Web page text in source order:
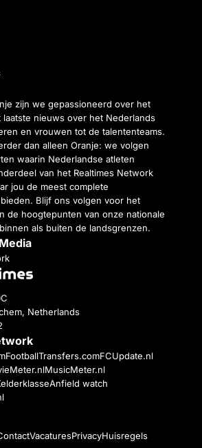
zijn we gepassioneerd over het
laatste nieuws over het Nederlands
en vrouwen tot de talententeams.
dan alleen Oranje: we volgen
waarin Nederlandse atleten
van het Realtimes Network
jou de meest complete
Blijf ons volgen voor het
de hoogtepunten van onze nationale
als buiten de landsgrenzen.
Netherlands
FootballTransfers.comFCUpdate.nl
MusicMeter.nl
Anfield watch
VacaturesPrivacyHuisregels